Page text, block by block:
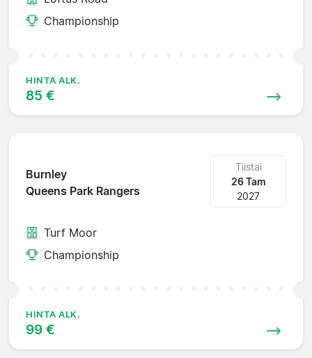
Championship
HINTA ALK.
85 €
Burnley
Queens Park Rangers
Tiistai
26 Tam
2027
Turf Moor
Championship
HINTA ALK.
99 €